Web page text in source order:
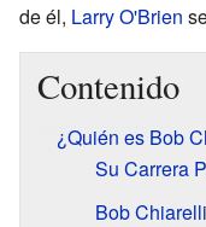
de él, Larry O'Brien
Contenido
¿Quién es Bob
Su Carrera
Bob